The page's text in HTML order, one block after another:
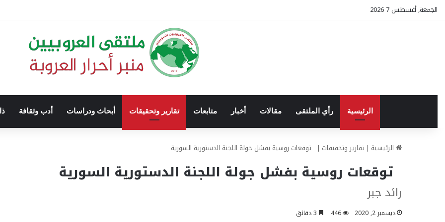
الجمعة, أغسطس 7 2026
الرئيسية رأي الملتقى مقالات أخبار متابعات تقارير وتحقيقات أبحاث ودراسات أدب وثقافة
الرئيسية | تقارير وتحقيقات | توقعات روسية بفشل جولة اللجنة الدستورية السورية
توقعات روسية بفشل جولة اللجنة الدستورية السورية
رائد جبر
ديسمبر 2, 2020 446